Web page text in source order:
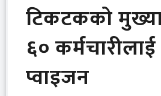
टिकटकको
६०
प्वाइजन